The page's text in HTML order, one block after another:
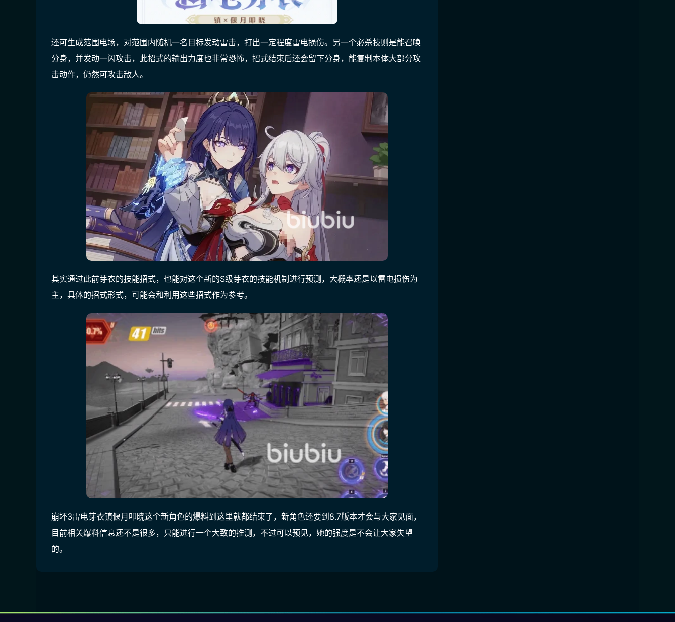
还可生成范围电场，对范围内随机一名目标发动雷击，打出一定程度雷电损伤。另一个必杀技则是能召唤
分身，并发动一闪攻击，此招式的输出力度也非常恐怖，招式结束后还会留下分身，能复制本体大部分攻
击动作，仍然可攻击敌人。
其实通过此前芽衣的技能招式，也能对这个新的S级芽衣的技能机制进行预测，大概率还是以雷电损伤为
主，具体的招式形式，可能会和利用这些招式作为参考。
崩坏3雷电芽衣镇偃月叩晓这个新角色的爆料到这里就都结束了，新角色还要到8.7版本才会与大家见面，
目前相关爆料信息还不是很多，只能进行一个大致的推测，不过可以预见，她的强度是不会让大家失望
的。